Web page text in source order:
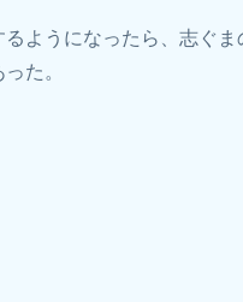
ようになったら、志ぐ
た。